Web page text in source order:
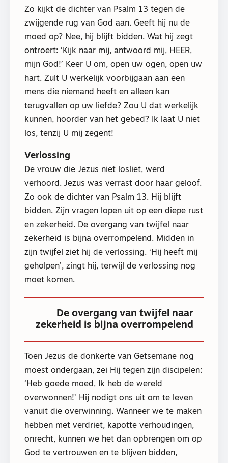
Zo kijkt de dichter van Psalm 13 tegen de
zwijgende rug van God aan. Geeft hij nu de
moed op? Nee, hij blijft bidden. Wat hij zegt
ontroert: ‘Kijk naar mij, antwoord mij, HEER,
mijn God!’ Keer U om, open uw ogen, open uw
hart. Zult U werkelijk voorbijgaan aan een
mens die niemand heeft en alleen kan
terugvallen op uw liefde? Zou U dat werkelijk
kunnen, hoorder van het gebed? Ik laat U niet
los, tenzij U mij zegent!
Verlossing
De vrouw die Jezus niet losliet, werd
verhoord. Jezus was verrast door haar geloof.
Zo ook de dichter van Psalm 13. Hij blijft
bidden. Zijn vragen lopen uit op een diepe rust
en zekerheid. De overgang van twijfel naar
zekerheid is bijna overrompelend. Midden in
zijn twijfel ziet hij de verlossing. ‘Hij heeft mij
geholpen’, zingt hij, terwijl de verlossing nog
moet komen.
De overgang van twijfel naar
zekerheid is bijna overrompelend
Toen Jezus de donkerte van Getsemane nog
moest ondergaan, zei Hij tegen zijn discipelen:
‘Heb goede moed, Ik heb de wereld
overwonnen!’ Hij nodigt ons uit om te leven
vanuit die overwinning. Wanneer we te maken
hebben met verdriet, kapotte verhoudingen,
onrecht, kunnen we het dan opbrengen om op
God te vertrouwen en te blijven bidden,